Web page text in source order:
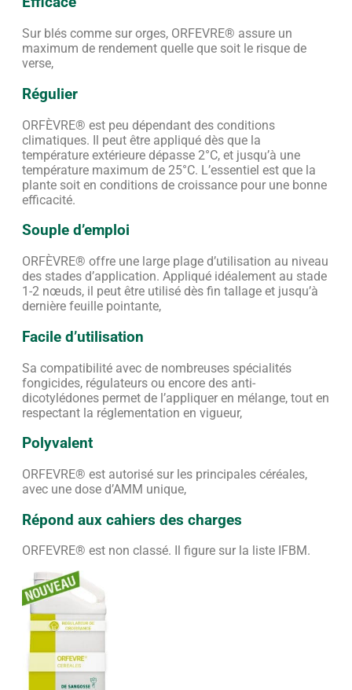
Sur blés comme sur orges, ORFEVRE® assure un
maximum de rendement quelle que soit le risque de
verse,
Régulier
ORFÈVRE® est peu dépendant des conditions
climatiques. Il peut être appliqué dès que la
température extérieure dépasse 2°C, et jusqu’à une
température maximum de 25°C. L’essentiel est que la
plante soit en conditions de croissance pour une bonne
efficacité.
Souple d’emploi
ORFÈVRE® offre une large plage d’utilisation au niveau
des stades d’application. Appliqué idéalement au stade
1-2 nœuds, il peut être utilisé dès fin tallage et jusqu’à
dernière feuille pointante,
Facile d’utilisation
Sa compatibilité avec de nombreuses spécialités
fongicides, régulateurs ou encore des anti-
dicotylédones permet de l’appliquer en mélange, tout en
respectant la réglementation en vigueur,
Polyvalent
ORFEVRE® est autorisé sur les principales céréales,
avec une dose d’AMM unique,
Répond aux cahiers des charges
ORFEVRE® est non classé. Il figure sur la liste IFBM.